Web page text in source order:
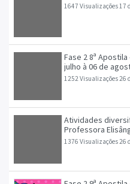
1647 Visualizações 17
Fase 2 8ª Apostila - Professora Elisângela De 05 de
julho à 06 de
1252 Visualizações26
Atividades
Professora
1376 Visualizações26